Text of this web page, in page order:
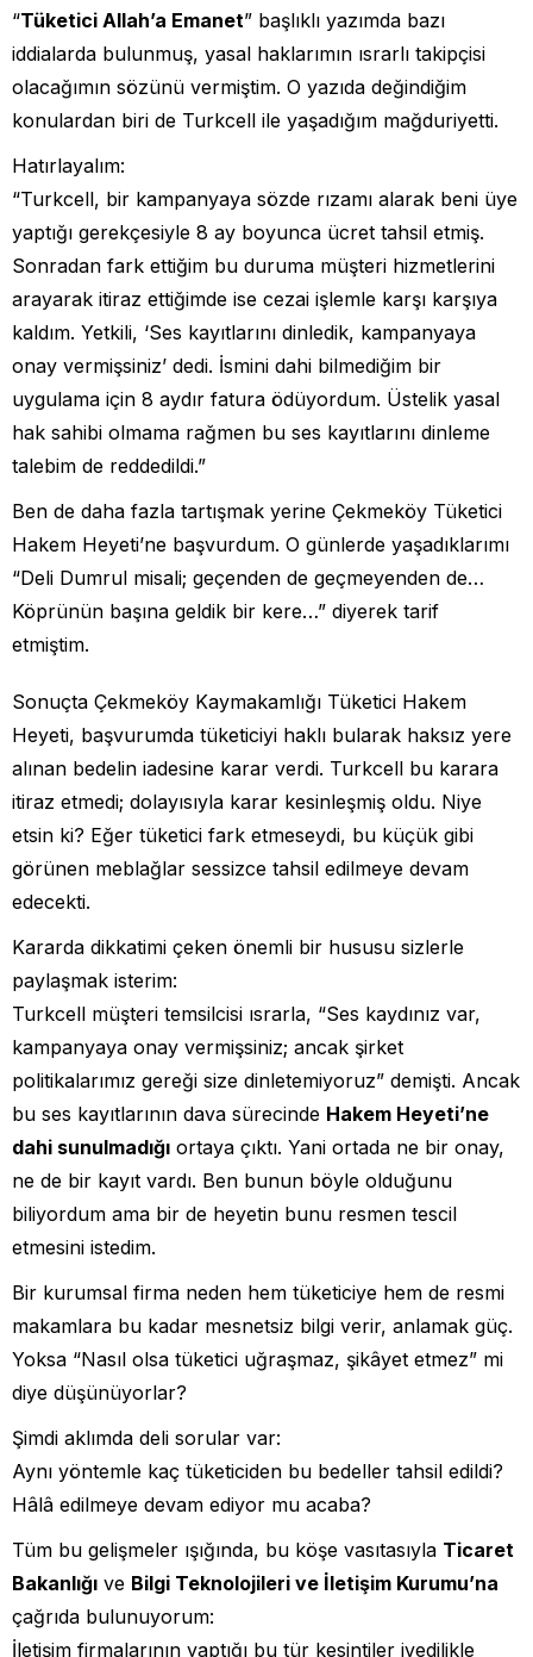
“Tüketici Allah’a Emanet” başlıklı yazımda bazı
iddialarda bulunmuş, yasal haklarımın ısrarlı takipçisi
olacağımın sözünü vermiştim. O yazıda değindiğim
konulardan biri de Turkcell ile yaşadığım mağduriyetti.
Hatırlayalım:
“Turkcell, bir kampanyaya sözde rızamı alarak beni üye
yaptığı gerekçesiyle 8 ay boyunca ücret tahsil etmiş.
Sonradan fark ettiğim bu duruma müşteri hizmetlerini
arayarak itiraz ettiğimde ise cezai işlemle karşı karşıya
kaldım. Yetkili, ‘Ses kayıtlarını dinledik, kampanyaya
onay vermişsiniz’ dedi. İsmini dahi bilmediğim bir
uygulama için 8 aydır fatura ödüyordum. Üstelik yasal
hak sahibi olmama rağmen bu ses kayıtlarını dinleme
talebim de reddedildi.”
Ben de daha fazla tartışmak yerine Çekmeköy Tüketici
Hakem Heyeti’ne başvurdum. O günlerde yaşadıklarımı
“Deli Dumrul misali; geçenden de geçmeyenden de…
Köprünün başına geldik bir kere…” diyerek tarif
etmiştim.
Sonuçta Çekmeköy Kaymakamlığı Tüketici Hakem
Heyeti, başvurumda tüketiciyi haklı bularak haksız yere
alınan bedelin iadesine karar verdi. Turkcell bu karara
itiraz etmedi; dolayısıyla karar kesinleşmiş oldu. Niye
etsin ki? Eğer tüketici fark etmeseydi, bu küçük gibi
görünen meblağlar sessizce tahsil edilmeye devam
edecekti.
Kararda dikkatimi çeken önemli bir hususu sizlerle
paylaşmak isterim:
Turkcell müşteri temsilcisi ısrarla, “Ses kaydınız var,
kampanyaya onay vermişsiniz; ancak şirket
politikalarımız gereği size dinletemiyoruz” demişti. Ancak
bu ses kayıtlarının dava sürecinde Hakem Heyeti’ne
dahi sunulmadığı ortaya çıktı. Yani ortada ne bir onay,
ne de bir kayıt vardı. Ben bunun böyle olduğunu
biliyordum ama bir de heyetin bunu resmen tescil
etmesini istedim.
Bir kurumsal firma neden hem tüketiciye hem de resmi
makamlara bu kadar mesnetsiz bilgi verir, anlamak güç.
Yoksa “Nasıl olsa tüketici uğraşmaz, şikâyet etmez” mi
diye düşünüyorlar?
Şimdi aklımda deli sorular var:
Aynı yöntemle kaç tüketiciden bu bedeller tahsil edildi?
Hâlâ edilmeye devam ediyor mu acaba?
Tüm bu gelişmeler ışığında, bu köşe vasıtasıyla Ticaret
Bakanlığı ve Bilgi Teknolojileri ve İletişim Kurumu’na
çağrıda bulunuyorum:
İletişim firmalarının yaptığı bu tür kesintiler ivedilikle